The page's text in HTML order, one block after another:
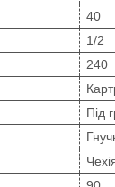
40
1/2
240
Під